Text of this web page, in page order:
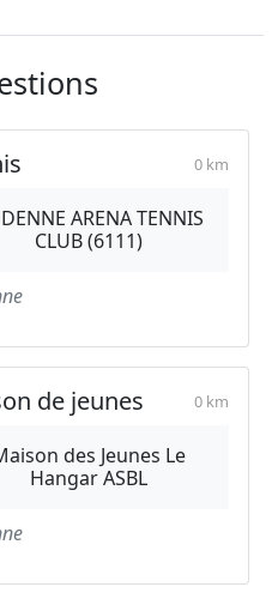
0 km
ARENA TENNIS
CLUB (6111)
de jeunes 0 km
des Jeunes Le
Hangar ASBL